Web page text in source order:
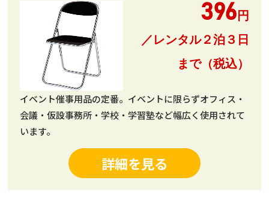
396 円
／レンタル２泊３日
まで（税込）
イベント催事用品の定番。イベントに限らずオフィス・
会議・仮設事務所・学校・学習塾など幅広く使用されて
います。
詳細を見る